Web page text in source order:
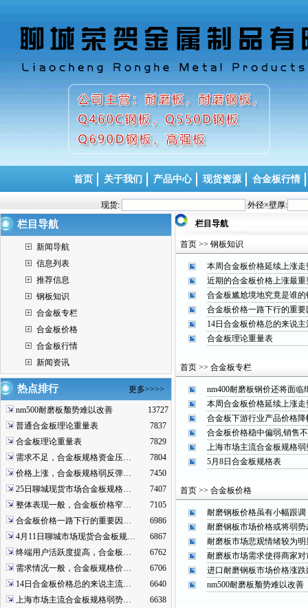
首页 关于我们 产品中心 现货资源 合金板行情
现货: 外径×壁厚:
栏目导航
新闻导航
信息列表
推荐信息
钢板知识
合金板专栏
合金板价格
合金板行情
新闻资讯
热点排行 更多>>>>
nm500耐磨板颓势难以改善
13727
普通合金板理论重量表
7837
合金板理论重量表
7829
需求不足，合金板规格资金压…
7804
价格上涨，合金板规格弱反弹…
7450
25日聊城现货市场合金板规格…
7407
整体表现一般，合金板价格窄…
7105
合金板价格一路下行的重要因…
6986
4月11日聊城市场现货合金板规…
6867
终端用户活跃度提高，合金板…
6762
需求情况一般，合金板规格价…
6706
14日合金板价格总的来说主流…
6640
上海市场主流合金板规格弱势…
6638
栏目导航
首页 >> 钢板知识
本周合金板价格延续上涨走
近期的合金板价格上涨最
合金板尴尬境地究竟是谁的
合金板价格一路下行的重要
14日合金板价格总的来说
合金板理论重量表
首页 >> 合金板专栏
nm400耐磨板钢价还将面临
本周合金板价格延续上涨走
合金板下游行业产品价格降
合金板价格稳中偏弱,销售
上海市场主流合金板规格弱
5月8日合金板规格表
首页 >> 合金板价格
耐磨钢板价格虽有小幅跟调
耐磨钢板市场价格或将弱势
耐磨板市场悲观情绪较为明
耐磨板市场需求使得商家
进口耐磨钢板市场价格涨跌
nm500耐磨板颓势难以改善